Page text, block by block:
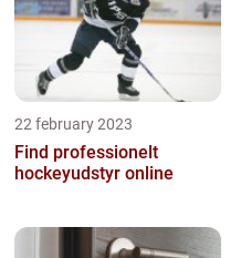
22 february 2023
Find professionelt
hockeyudstyr online